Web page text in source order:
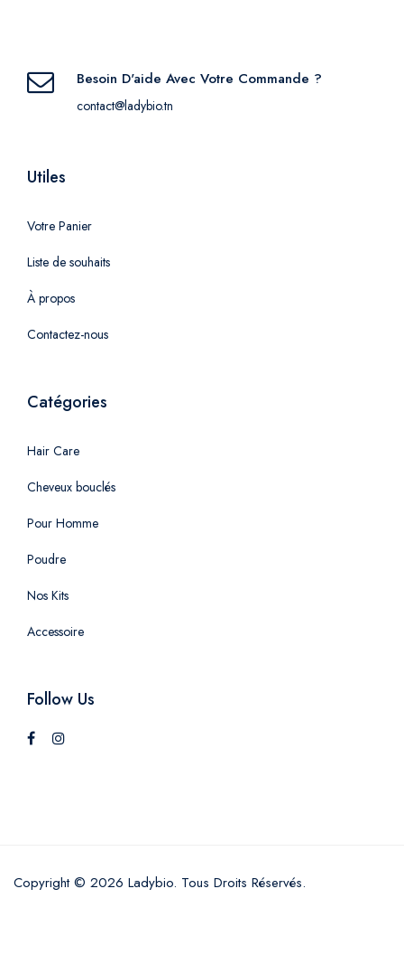
Besoin D'aide Avec Votre Commande ?
contact@ladybio.tn
Utiles
Votre Panier
Liste de souhaits
À propos
Contactez-nous
Catégories
Hair Care
Cheveux bouclés
Pour Homme
Poudre
Nos Kits
Accessoire
Follow Us
Copyright © 2026 Ladybio. Tous Droits Réservés.